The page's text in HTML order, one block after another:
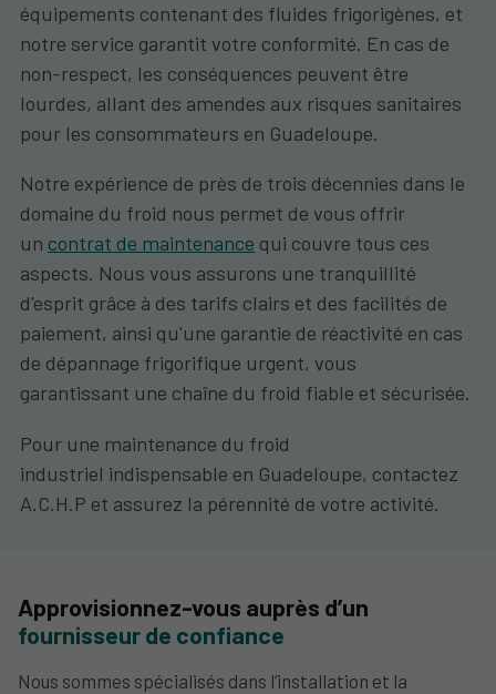
équipements contenant des fluides frigorigènes, et
notre service garantit votre conformité. En cas de
non-respect, les conséquences peuvent être
lourdes, allant des amendes aux risques sanitaires
pour les consommateurs en Guadeloupe.
Notre expérience de près de trois décennies dans le
domaine du froid nous permet de vous offrir
un contrat de maintenance qui couvre tous ces
aspects. Nous vous assurons une tranquillité
d'esprit grâce à des tarifs clairs et des facilités de
paiement, ainsi qu'une garantie de réactivité en cas
de dépannage frigorifique urgent, vous
garantissant une chaîne du froid fiable et sécurisée.
Pour une maintenance du froid
industriel indispensable en Guadeloupe, contactez
A.C.H.P et assurez la pérennité de votre activité.
Approvisionnez-vous auprès d’un
fournisseur de confiance
Nous sommes spécialisés dans l’installation et la